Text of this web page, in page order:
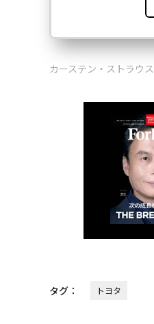
カーステン・ストラウス
タグ： トヨタ